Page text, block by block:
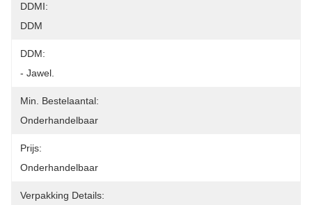
DDMI:
DDM
DDM:
- Jawel.
Min. Bestelaantal:
Onderhandelbaar
Prijs:
Onderhandelbaar
Verpakking Details: